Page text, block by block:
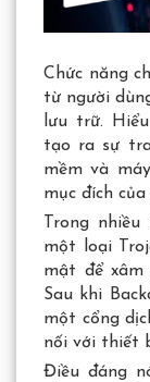
Chức năng
từ người
lưu trữ.
tạo ra sự
mềm và
mục đích
Trong
một loại
mật để
Sau khi
một cổng
nối với thiết
Điều đáng